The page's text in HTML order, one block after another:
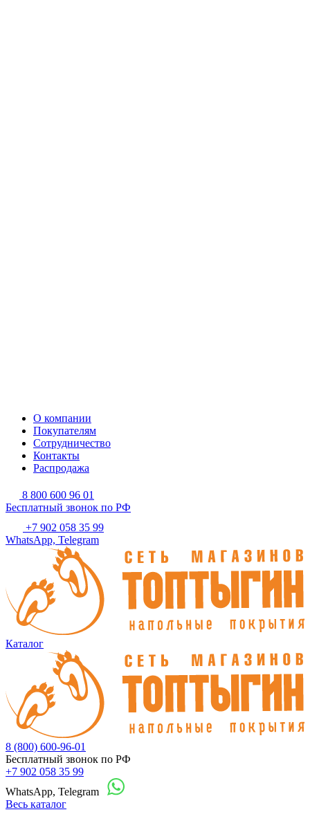
О компании
Покупателям
Сотрудничество
Контакты
Распродажа
8 800 600 96 01
Бесплатный звонок по РФ
+7 902 058 35 99
WhatsApp, Telegram
Каталог
8 (800) 600-96-01
Бесплатный звонок по РФ
+7 902 058 35 99
WhatsApp, Telegram
Весь каталог